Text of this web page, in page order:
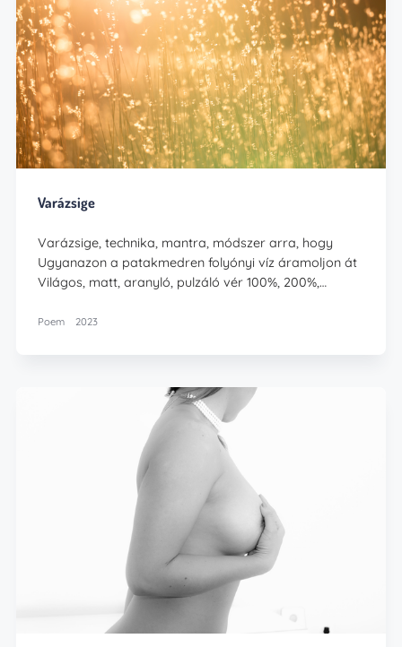
Varázsige
Varázsige, technika, mantra, módszer arra, hogy
Ugyanazon a patakmedren folyónyi víz áramoljon át
Világos, matt, aranyló, pulzáló vér 100%, 200%,…
Poem 2023